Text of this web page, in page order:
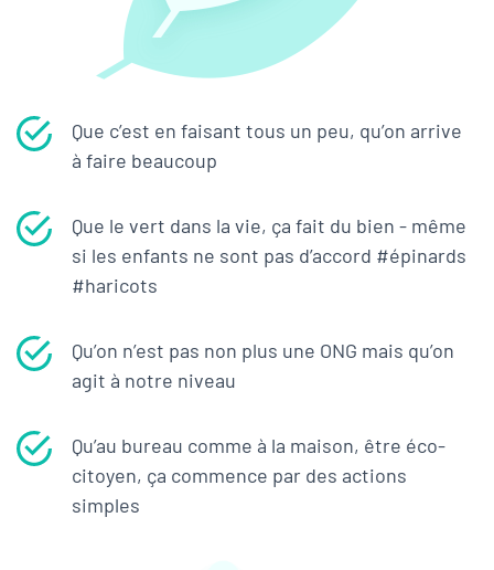
Que c’est en faisant tous un peu, qu’on arrive
à faire beaucoup
Que le vert dans la vie, ça fait du bien - même
si les enfants ne sont pas d’accord #épinards
#haricots
Qu’on n’est pas non plus une ONG mais qu’on
agit à notre niveau
Qu’au bureau comme à la maison, être éco-
citoyen, ça commence par des actions
simples